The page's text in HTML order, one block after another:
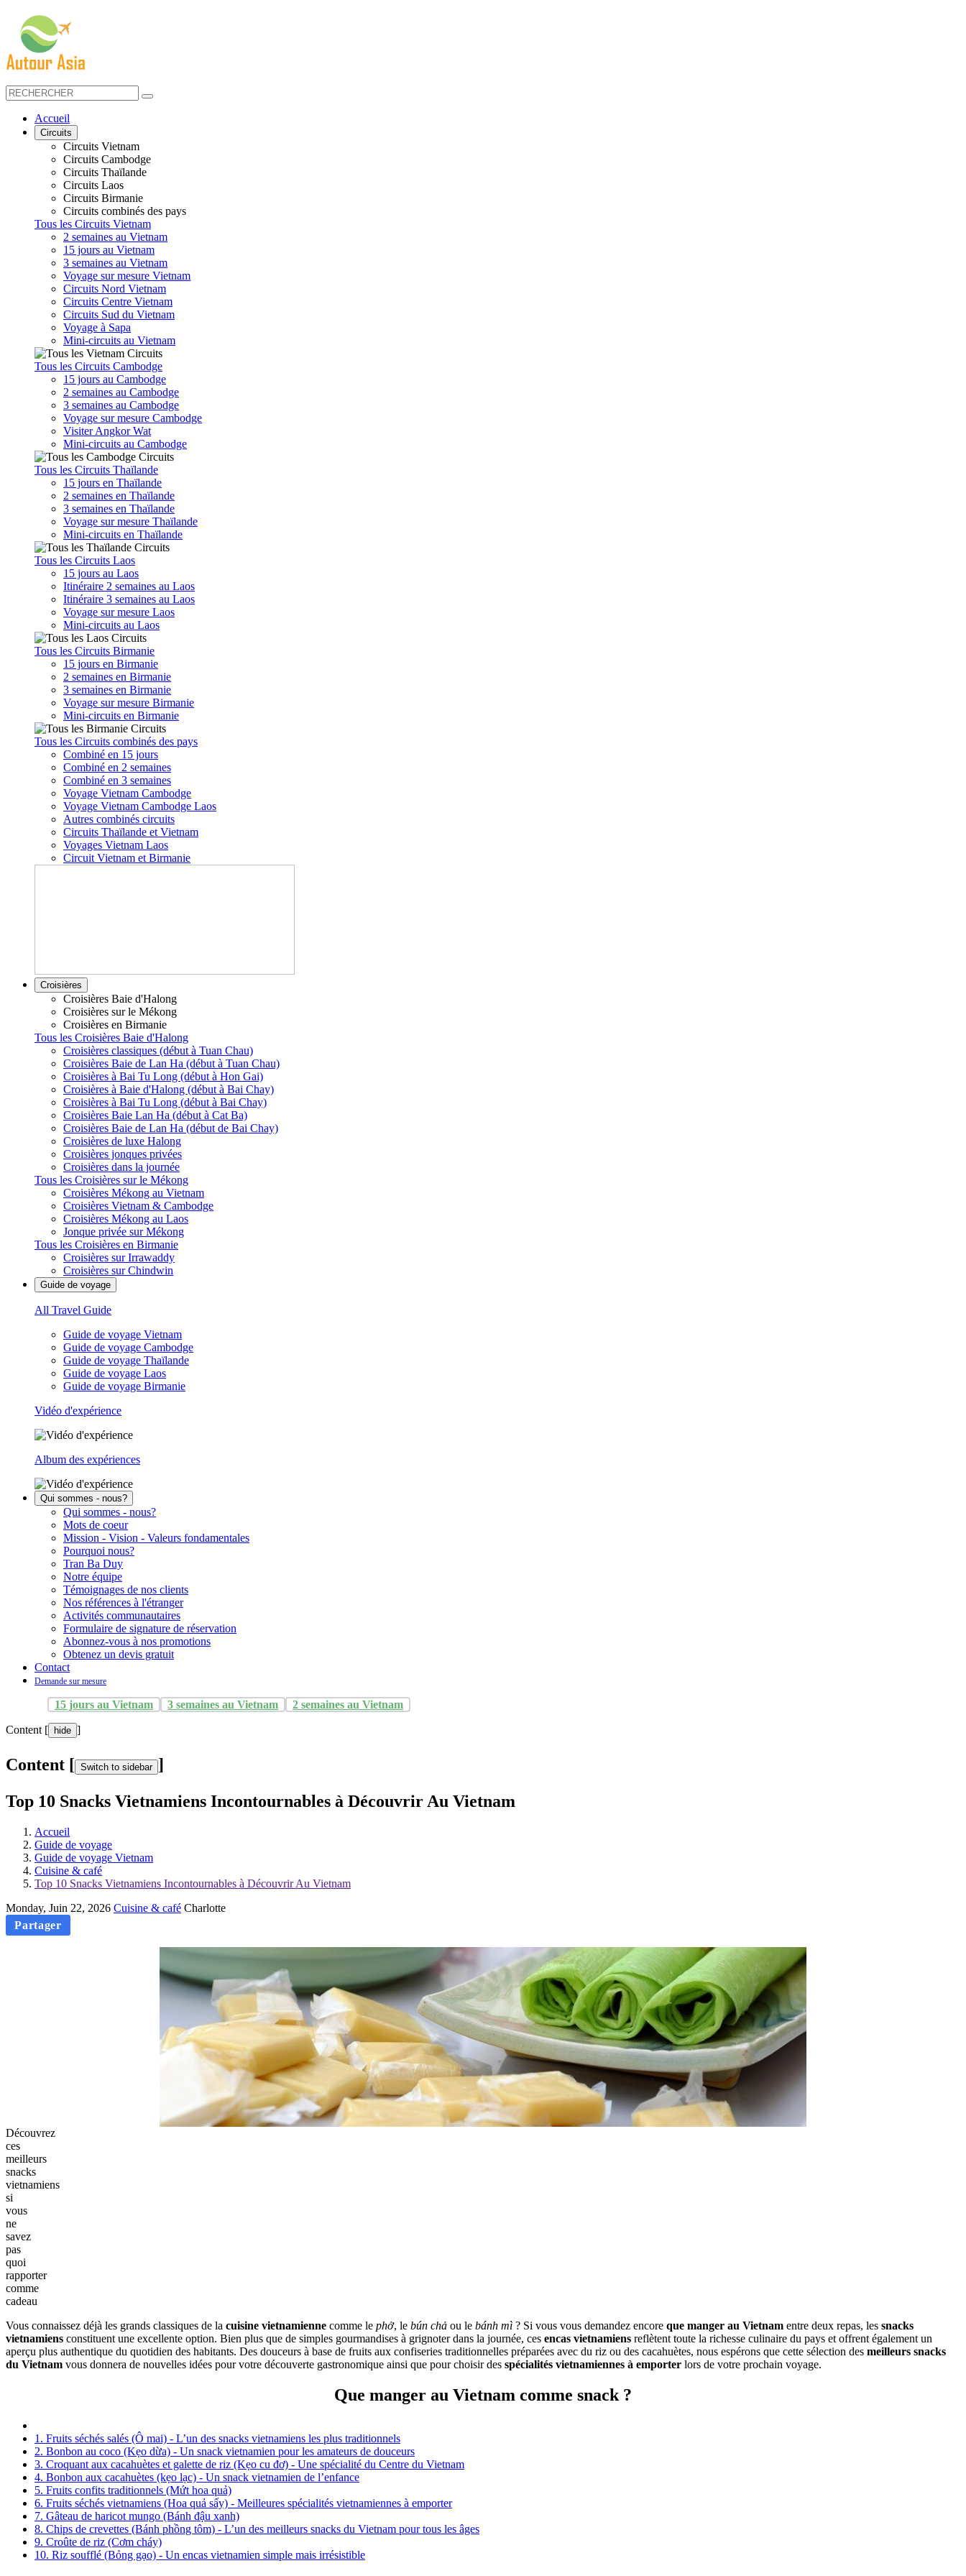
Accueil
Circuits
Circuits Vietnam
Circuits Cambodge
Circuits Thaïlande
Circuits Laos
Circuits Birmanie
Circuits combinés des pays
Tous les Circuits Vietnam
2 semaines au Vietnam
15 jours au Vietnam
3 semaines au Vietnam
Voyage sur mesure Vietnam
Circuits Nord Vietnam
Circuits Centre Vietnam
Circuits Sud du Vietnam
Voyage à Sapa
Mini-circuits au Vietnam
Tous les Circuits Cambodge
15 jours au Cambodge
2 semaines au Cambodge
3 semaines au Cambodge
Voyage sur mesure Cambodge
Visiter Angkor Wat
Mini-circuits au Cambodge
Tous les Circuits Thaïlande
15 jours en Thaïlande
2 semaines en Thaïlande
3 semaines en Thaïlande
Voyage sur mesure Thaïlande
Mini-circuits en Thaïlande
Tous les Circuits Laos
15 jours au Laos
Itinéraire 2 semaines au Laos
Itinéraire 3 semaines au Laos
Voyage sur mesure Laos
Mini-circuits au Laos
Tous les Circuits Birmanie
15 jours en Birmanie
2 semaines en Birmanie
3 semaines en Birmanie
Voyage sur mesure Birmanie
Mini-circuits en Birmanie
Tous les Circuits combinés des pays
Combiné en 15 jours
Combiné en 2 semaines
Combiné en 3 semaines
Voyage Vietnam Cambodge
Voyage Vietnam Cambodge Laos
Autres combinés circuits
Circuits Thaïlande et Vietnam
Voyages Vietnam Laos
Circuit Vietnam et Birmanie
Croisières
Croisières Baie d'Halong
Croisières sur le Mékong
Croisières en Birmanie
Tous les Croisières Baie d'Halong
Croisières classiques (début à Tuan Chau)
Croisières Baie de Lan Ha (début à Tuan Chau)
Croisières à Bai Tu Long (début à Hon Gai)
Croisières à Baie d'Halong (début à Bai Chay)
Croisières à Bai Tu Long (début à Bai Chay)
Croisières Baie Lan Ha (début à Cat Ba)
Croisières Baie de Lan Ha (début de Bai Chay)
Croisières de luxe Halong
Croisières jonques privées
Croisières dans la journée
Tous les Croisières sur le Mékong
Croisières Mékong au Vietnam
Croisières Vietnam & Cambodge
Croisières Mékong au Laos
Jonque privée sur Mékong
Tous les Croisières en Birmanie
Croisières sur Irrawaddy
Croisières sur Chindwin
Guide de voyage
All Travel Guide
Guide de voyage Vietnam
Guide de voyage Cambodge
Guide de voyage Thaïlande
Guide de voyage Laos
Guide de voyage Birmanie
Vidéo d'expérience
Album des expériences
Qui sommes - nous?
Qui sommes - nous?
Mots de coeur
Mission - Vision - Valeurs fondamentales
Pourquoi nous?
Tran Ba Duy
Notre équipe
Témoignages de nos clients
Nos références à l'étranger
Activités communautaires
Formulaire de signature de réservation
Abonnez-vous à nos promotions
Obtenez un devis gratuit
Contact
Demande sur mesure
15 jours au Vietnam 3 semaines au Vietnam 2 semaines au Vietnam
Content [ hide ]
Content [ Switch to sidebar ]
Top 10 Snacks Vietnamiens Incontournables à Découvrir Au Vietnam
Accueil
Guide de voyage
Guide de voyage Vietnam
Cuisine & café
Top 10 Snacks Vietnamiens Incontournables à Découvrir Au Vietnam
Monday, Juin 22, 2026 Cuisine & café Charlotte
Partager
Découvrez
ces
meilleurs
snacks
vietnamiens
si
vous
ne
savez
pas
quoi
rapporter
comme
cadeau
Vous connaissez déjà les grands classiques de la cuisine vietnamienne comme le phở, le bún chả ou le bánh mì ? Si vous vous demandez encore que manger au Vietnam entre deux repas, les snacks
vietnamiens constituent une excellente option. Bien plus que de simples gourmandises à grignoter dans la journée, ces encas vietnamiens reflètent toute la richesse culinaire du pays et offrent également un
aperçu plus authentique du quotidien des habitants. Des douceurs à base de fruits aux confiseries traditionnelles préparées avec du riz ou des cacahuètes, nous espérons que cette sélection des meilleurs snacks
du Vietnam vous donnera de nouvelles idées pour votre découverte gastronomique ainsi que pour choisir des spécialités vietnamiennes à emporter lors de votre prochain voyage.
Que manger au Vietnam comme snack ?
1. Fruits séchés salés (Ô mai) - L’un des snacks vietnamiens les plus traditionnels
2. Bonbon au coco (Kẹo dừa) - Un snack vietnamien pour les amateurs de douceurs
3. Croquant aux cacahuètes et galette de riz (Kẹo cu đơ) - Une spécialité du Centre du Vietnam
4. Bonbon aux cacahuètes (kẹo lạc) - Un snack vietnamien de l’enfance
5. Fruits confits traditionnels (Mứt hoa quả)
6. Fruits séchés vietnamiens (Hoa quả sấy) - Meilleures spécialités vietnamiennes à emporter
7. Gâteau de haricot mungo (Bánh đậu xanh)
8. Chips de crevettes (Bánh phồng tôm) - L’un des meilleurs snacks du Vietnam pour tous les âges
9. Croûte de riz (Cơm cháy)
10. Riz soufflé (Bỏng gạo) - Un encas vietnamien simple mais irrésistible